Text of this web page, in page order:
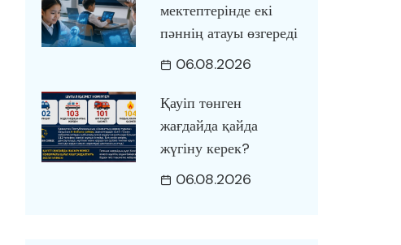
мектептерінде екі
пәннің атауы өзгереді
06.08.2026
Қауіп төнген
жағдайда қайда
жүгіну керек?
06.08.2026